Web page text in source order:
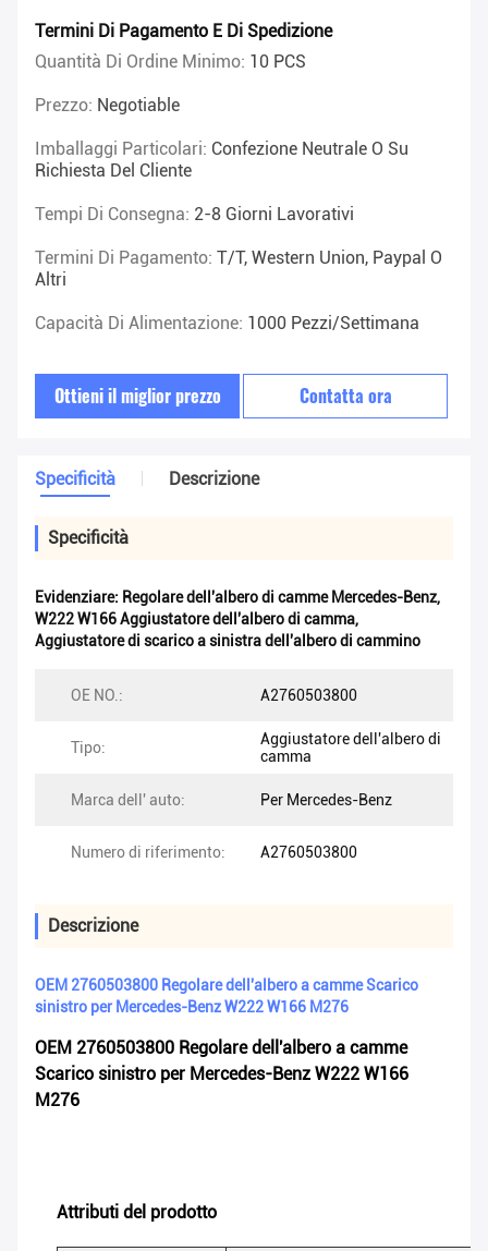
Termini Di Pagamento E Di Spedizione
Quantità Di Ordine Minimo: 10 PCS
Prezzo: Negotiable
Imballaggi Particolari: Confezione Neutrale O Su
Richiesta Del Cliente
Tempi Di Consegna: 2-8 Giorni Lavorativi
Termini Di Pagamento: T/T, Western Union, Paypal O
Altri
Capacità Di Alimentazione: 1000 Pezzi/settimana
Ottieni il miglior prezzo Contatta ora
Specificità Descrizione
Specificità
Evidenziare: Regolare dell'albero di camme Mercedes-Benz,
W222 W166 Aggiustatore dell'albero di camma,
Aggiustatore di scarico a sinistra dell'albero di cammino
OE NO.: A2760503800
Tipo:
Aggiustatore dell'albero di
camma
Marca dell' auto: Per Mercedes-Benz
Numero di riferimento: A2760503800
Descrizione
OEM 2760503800 Regolare dell'albero a camme Scarico
sinistro per Mercedes-Benz W222 W166 M276
OEM 2760503800 Regolare dell'albero a camme
Scarico sinistro per Mercedes-Benz W222 W166
M276
Attributi del prodotto